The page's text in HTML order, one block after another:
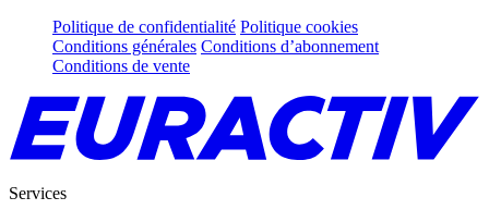
Politique de confidentialité Politique cookies
Conditions générales Conditions d’abonnement
Conditions de vente
Services